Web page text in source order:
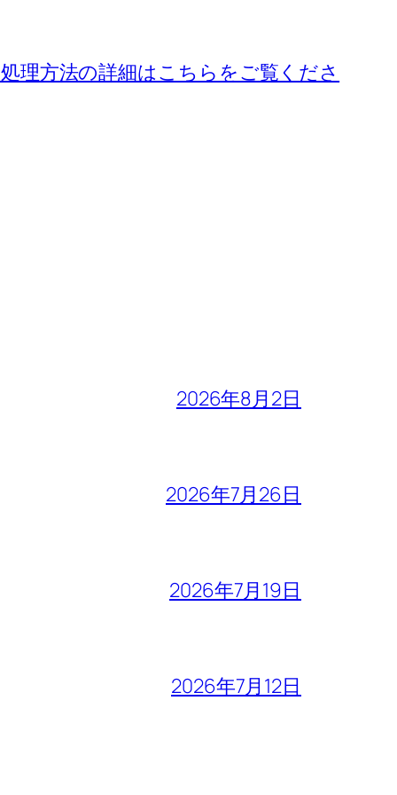
理方法の詳細はこちらをご覧くださ
2026年8月2日
2026年7月26日
2026年7月19日
2026年7月12日